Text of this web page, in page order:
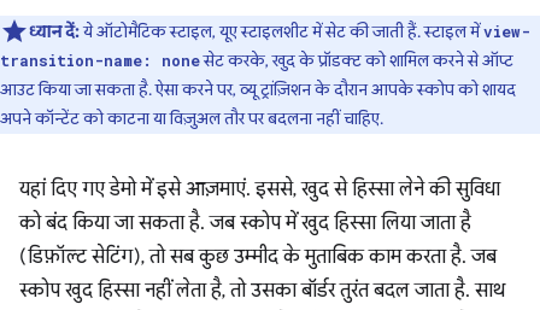
ध्यान दें:ये ऑटोमैटिक स्टाइल, यूए स्टाइलशीट में सेट की जाती हैं. स्टाइल मेंview-
transition-name: noneसेट करके, खुद के प्रॉडक्ट को शामिल करने से ऑप्ट
आउट किया जा सकता है. ऐसा करने पर, व्यू ट्रांज़िशन के दौरान आपके स्कोप को शायद
अपने कॉन्टेंट को काटना या विज़ुअल तौर पर बदलना नहीं चाहिए.
यहां दिए गए डेमो में इसे आज़माएं. इससे, खुद से हिस्सा लेने की सुविधा
को बंद किया जा सकता है. जब स्कोप में खुद हिस्सा लिया जाता है
(डिफ़ॉल्ट सेटिंग), तो सब कुछ उम्मीद के मुताबिक काम करता है. जब
स्कोप खुद हिस्सा नहीं लेता है, तो उसका बॉर्डर तुरंत बदल जाता है. साथ